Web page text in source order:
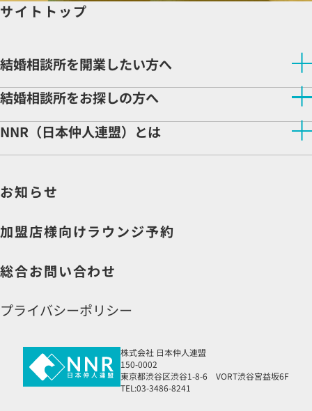
サイトトップ
結婚相談所を開業したい方へ
結婚相談所を開業したい方へトップ
開業サポート
収益モデル
説明会申込
資料請求
結婚相談所をお探しの方へ
結婚相談所をお探しの方へトップ
相談所検索
NNR（日本仲人連盟）とは
会社情報
お知らせ
加盟店様向けラウンジ予約
総合お問い合わせ
プライバシーポリシー
株式会社 日本仲人連盟
150-0002
東京都渋谷区渋谷1-8-6 VORT渋谷宮益坂6F
TEL:03-3486-8241